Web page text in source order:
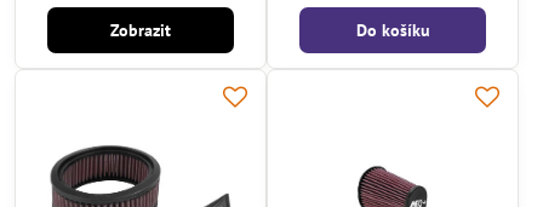
Zobrazit Do košíku